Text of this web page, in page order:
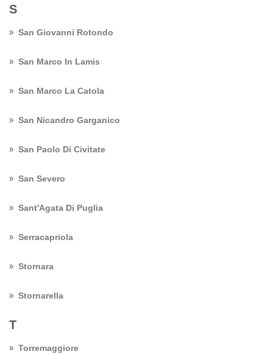
S
San Giovanni Rotondo
San Marco In Lamis
San Marco La Catola
San Nicandro Garganico
San Paolo Di Civitate
San Severo
Sant'Agata Di Puglia
Serracapriola
Stornara
Stornarella
T
Torremaggiore